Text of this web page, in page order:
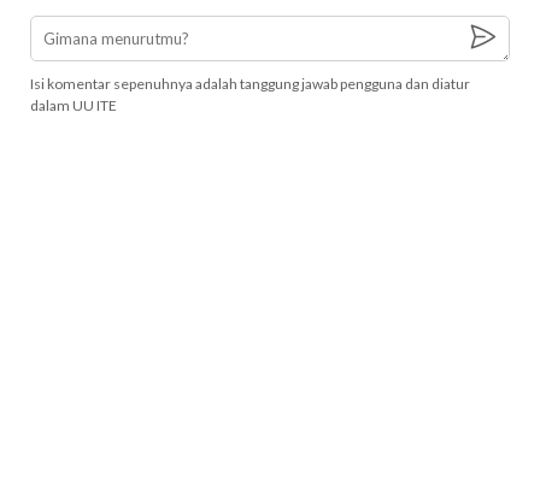
Isi komentar sepenuhnya adalah tanggung jawab pengguna dan diatur
dalam UU ITE